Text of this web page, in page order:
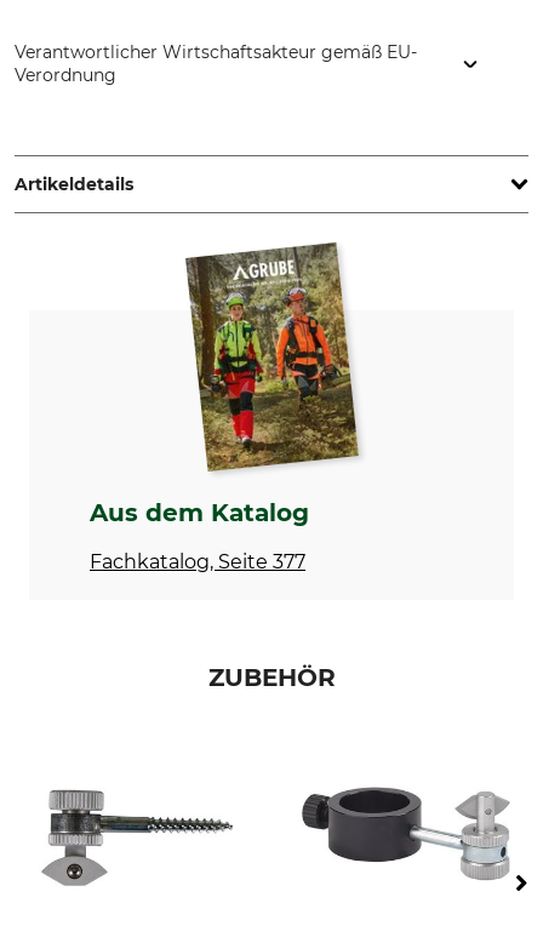
Verantwortlicher Wirtschaftsakteur gemäß EU-
Verordnung
Austria, www.grube.at
Artikeldetails
Haag-Streit Spectros
Produkttyp
Universalkompass
Modellbezeichnung
Aus dem Katalog
Fachkatalog, Seite 377
ZUBEHÖR